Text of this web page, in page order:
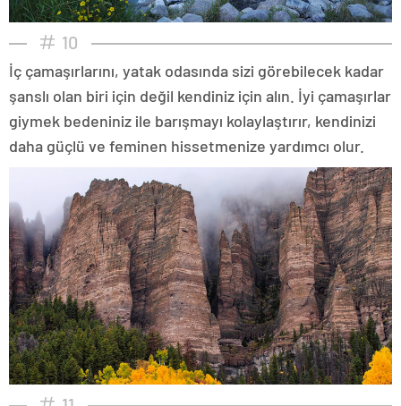
10
İç çamaşırlarını, yatak odasında sizi görebilecek kadar
şanslı olan biri için değil kendiniz için alın. İyi çamaşırlar
giymek bedeniniz ile barışmayı kolaylaştırır, kendinizi
daha güçlü ve feminen hissetmenize yardımcı olur.